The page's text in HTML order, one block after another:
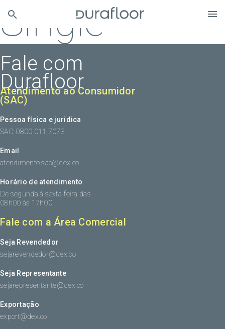
Single
Fale com
Durafloor
Atendimento ao Consumidor
(SAC)
Pessoa física e juridica
SAC: 0800 011 7073
Email
atendimento.sac@dex.co
Horário de atendimento
De segunda à sexta-feira das
08h00 às 17h00
Fale com a Área Comercial
Seja Revendedor
sejarevendedor@dex.co
Seja Representante
sejarepresentante@dex.co
Exportação
export@dex.co